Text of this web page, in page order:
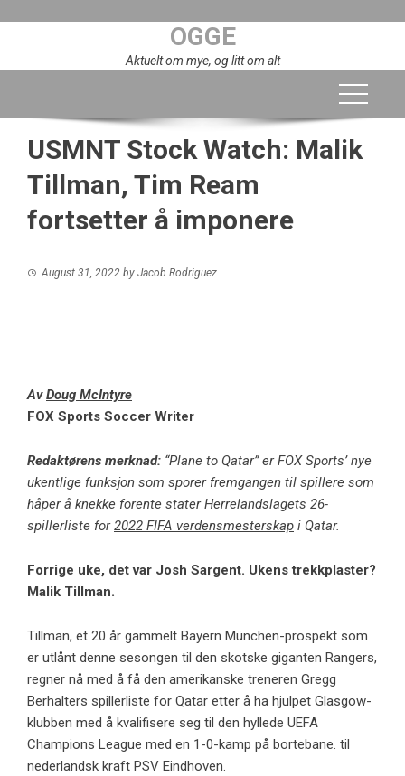
OGGE
Aktuelt om mye, og litt om alt
USMNT Stock Watch: Malik
Tillman, Tim Ream
fortsetter å imponere
August 31, 2022 by Jacob Rodriguez
AvDoug McIntyre
FOX Sports Soccer Writer
Redaktørens merknad: “Plane to Qatar” er FOX Sports’ nye
ukentlige funksjon som sporer fremgangen til spillere som
håper å knekke forente staterHerrelandslagets 26-
spillerliste for2022 FIFA verdensmesterskap i Qatar.
Forrige uke, det var Josh Sargent. Ukens trekkplaster?
Malik Tillman.
Tillman, et 20 år gammelt Bayern München-prospekt som
er utlånt denne sesongen til den skotske giganten Rangers,
regner nå med å få den amerikanske treneren Gregg
Berhalters spillerliste for Qatar etter å ha hjulpet Glasgow-
klubben med å kvalifisere seg til den hyllede UEFA
Champions League med en 1-0-kamp på bortebane. til
nederlandsk kraft PSV Eindhoven.